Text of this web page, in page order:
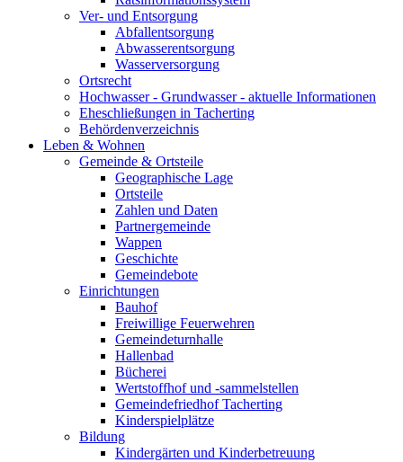
Ver- und Entsorgung
Abfallentsorgung
Abwasserentsorgung
Wasserversorgung
Ortsrecht
Hochwasser - Grundwasser - aktuelle Informationen
Eheschließungen in Tacherting
Behördenverzeichnis
Leben & Wohnen
Gemeinde & Ortsteile
Geographische Lage
Ortsteile
Zahlen und Daten
Partnergemeinde
Wappen
Geschichte
Gemeindebote
Einrichtungen
Bauhof
Freiwillige Feuerwehren
Gemeindeturnhalle
Hallenbad
Bücherei
Wertstoffhof und -sammelstellen
Gemeindefriedhof Tacherting
Kinderspielplätze
Bildung
Kindergärten und Kinderbetreuung